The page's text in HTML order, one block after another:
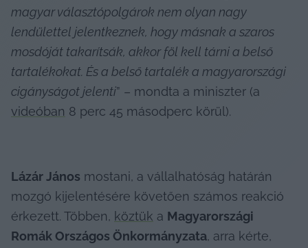
magyar választópolgárok nem olyan nagy
lendülettel jelentkeznek, hogy másnak a szaros
mosdóját takarítsák, akkor föl kell tárni a belső
tartalékokat. És a belső tartalék a magyarországi
cigányságot jelenti
videóban 8 perc 45 másodperc körül).
Lázár János mostani, a vállalhatóság határán
mozgó kijelentésére követően számos reakció
érkezett. Többen, köztük a Magyarországi
Romák Országos Önkormányzata, arra kérte,